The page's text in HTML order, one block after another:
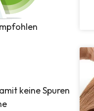
keine Spuren